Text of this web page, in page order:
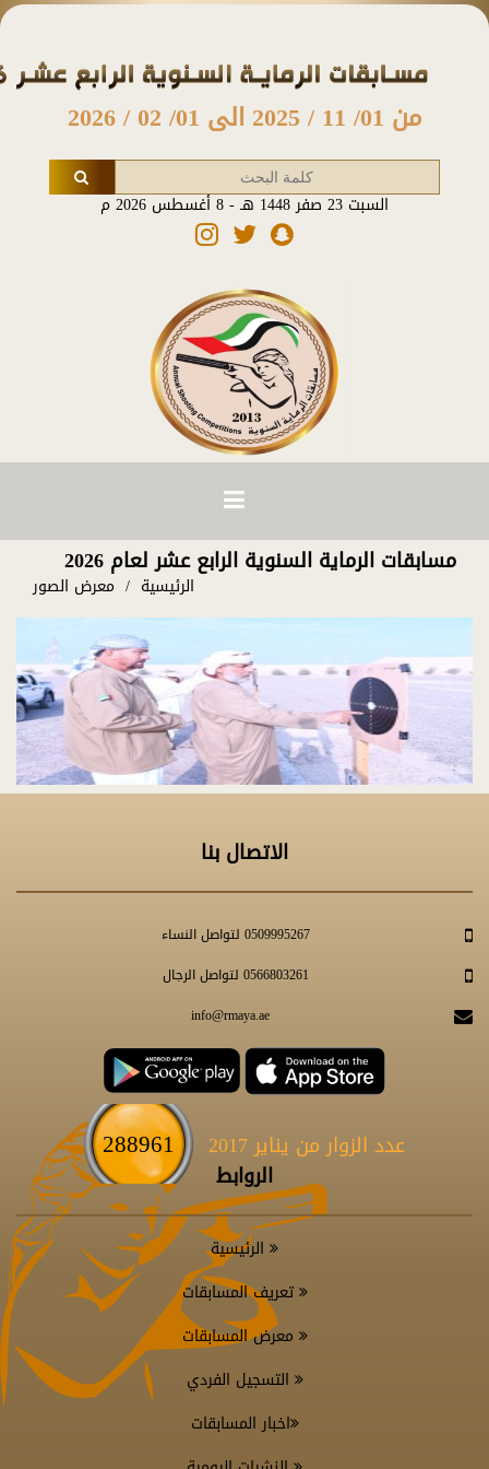
من 01/ 11 / 2025 الى 01/ 02 / 2026
السبت 23 صفر 1448 هـ - 8 أغسطس 2026 م
مسابقات الرماية السنوية الرابع عشر لعام 2026
الرئيسية معرض الصور
الاتصال بنا
0509995267 لتواصل النساء
0566803261 لتواصل الرجال
info@rmaya.ae
عدد الزوار من يناير 2017 288961
الروابط
الرئيسية
تعريف المسابقات
معرض المسابقات
التسجيل الفردي
اخبار المسابقات